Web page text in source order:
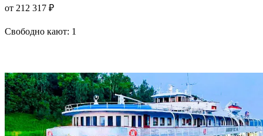
от 212 317 ₽
Свободно кают: 1